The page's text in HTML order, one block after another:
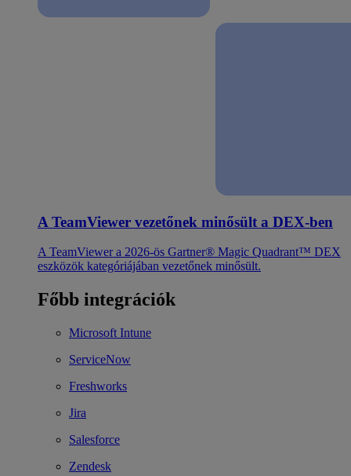
A TeamViewer vezetőnek minősült a DEX-ben
A TeamViewer a 2026-ös Gartner® Magic Quadrant™ DEX
eszközök kategóriájában vezetőnek minősült.
Főbb integrációk
Microsoft Intune
ServiceNow
Freshworks
Jira
Salesforce
Zendesk